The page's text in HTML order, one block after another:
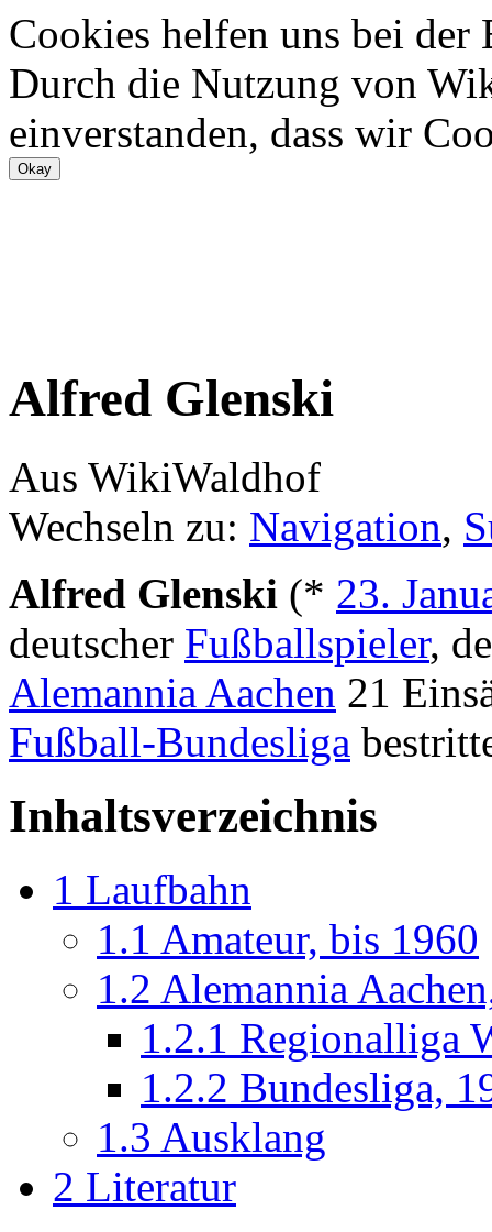
Cookies helfen uns bei
Durch die Nutzung von
einverstanden, dass wir
Alfred Glenski
Aus WikiWaldhof
Wechseln zu: Navigation,
Alfred Glenski (* 23.
deutscher Fußballspieler,
Alemannia Aachen 21
Fußball-Bundesliga
Inhaltsverzeichnis
1 Laufbahn
1.1 Amateur, bis 1960
1.2 Alemannia
1.2.1 Regionalliga
1.2.2 Bundesliga,
1.3 Ausklang
2 Literatur